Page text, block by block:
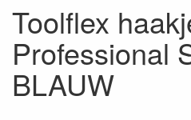
Toolflex
Professional
BLAUW